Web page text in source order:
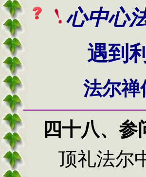
心中心
遇到
法尔
四十八、 参
顶礼法尔